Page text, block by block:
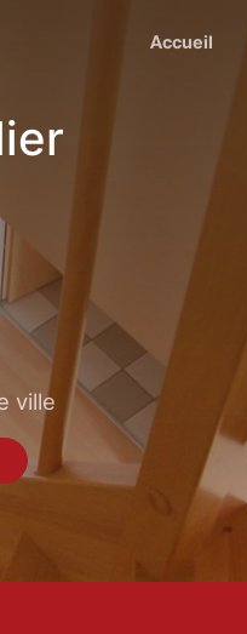
Accueil
ville